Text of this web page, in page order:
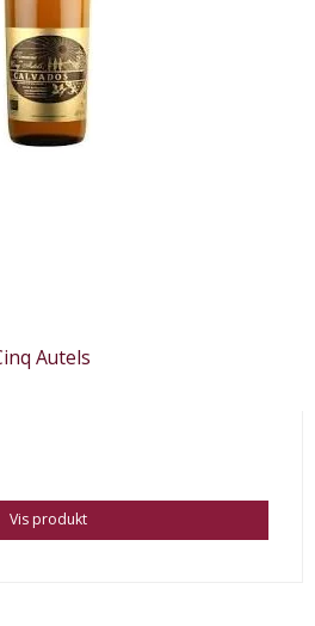
Autels
Vis produkt